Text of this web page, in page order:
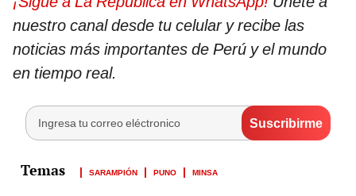
nuestro canal desde tu celular y recibe las
noticias más importantes de Perú y el mundo
en tiempo real.
SARAMPIÓN PUNO MINSA